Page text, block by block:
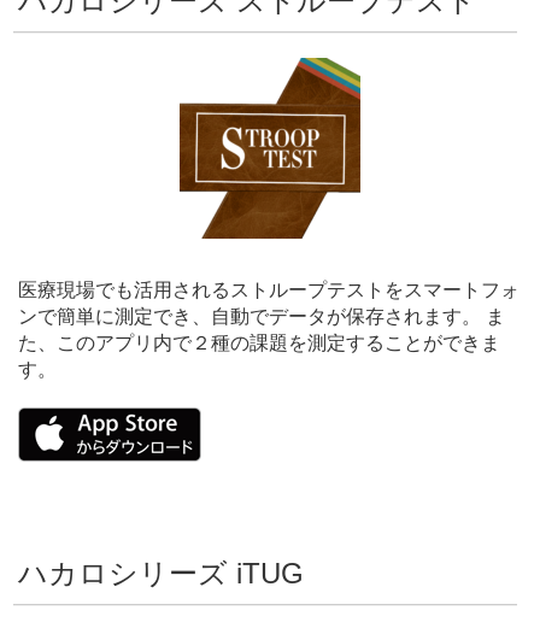
医療現場でも活用されるストループテストをスマートフォ
ンで簡単に測定でき、自動でデータが保存されます。 ま
た、このアプリ内で２種の課題を測定することができま
す。
ハカロシリーズ iTUG